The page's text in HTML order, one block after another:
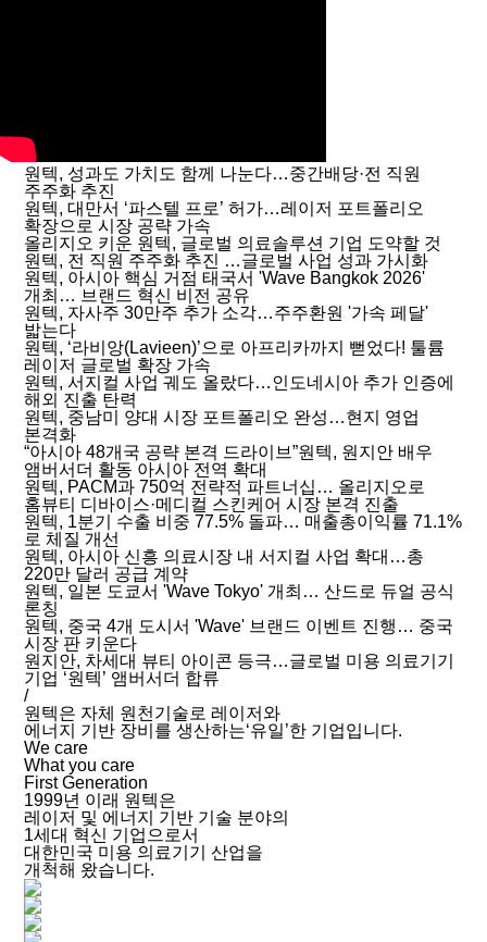
원텍, 성과도 가치도 함께 나눈다…중간배당·전 직원
주주화 추진
원텍, 대만서 ‘파스텔 프로’ 허가…레이저 포트폴리오
확장으로 시장 공략 가속
올리지오 키운 원텍, 글로벌 의료솔루션 기업 도약할 것
원텍, 전 직원 주주화 추진 …글로벌 사업 성과 가시화
원텍, 아시아 핵심 거점 태국서 'Wave Bangkok 2026'
개최… 브랜드 혁신 비전 공유
원텍, 자사주 30만주 추가 소각…주주환원 '가속 페달'
밟는다
원텍, ‘라비앙(Lavieen)’으로 아프리카까지 뻗었다! 툴륨
레이저 글로벌 확장 가속
원텍, 서지컬 사업 궤도 올랐다…인도네시아 추가 인증에
해외 진출 탄력
원텍, 중남미 양대 시장 포트폴리오 완성…현지 영업
본격화
“아시아 48개국 공략 본격 드라이브”원텍, 원지안 배우
앰버서더 활동 아시아 전역 확대
원텍, PACM과 750억 전략적 파트너십… 올리지오로
홈뷰티 디바이스·메디컬 스킨케어 시장 본격 진출
원텍, 1분기 수출 비중 77.5% 돌파… 매출총이익률 71.1%
로 체질 개선
원텍, 아시아 신흥 의료시장 내 서지컬 사업 확대…총
220만 달러 공급 계약
원텍, 일본 도쿄서 'Wave Tokyo' 개최… 산드로 듀얼 공식
론칭
원텍, 중국 4개 도시서 'Wave' 브랜드 이벤트 진행… 중국
시장 판 키운다
원지안, 차세대 뷰티 아이콘 등극…글로벌 미용 의료기기
기업 ‘원텍’ 앰버서더 합류
/
원텍은 자체 원천기술로 레이저와
에너지 기반 장비를 생산하는‘유일’한 기업입니다.
We care
What you care
First Generation
1999년 이래 원텍은
레이저 및 에너지 기반 기술 분야의
1세대 혁신 기업으로서
대한민국 미용 의료기기 산업을
개척해 왔습니다.